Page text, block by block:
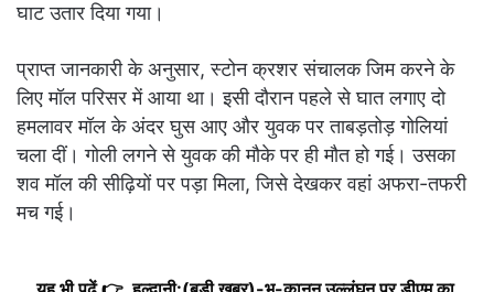
घाट उतार दिया गया।
प्राप्त जानकारी के अनुसार, स्टोन क्रशर संचालक जिम करने के
लिए मॉल परिसर में आया था। इसी दौरान पहले से घात लगाए दो
हमलावर मॉल के अंदर घुस आए और युवक पर ताबड़तोड़ गोलियां
चला दीं। गोली लगने से युवक की मौके पर ही मौत हो गई। उसका
शव मॉल की सीढ़ियों पर पड़ा मिला, जिसे देखकर वहां अफरा-तफरी
मच गई।